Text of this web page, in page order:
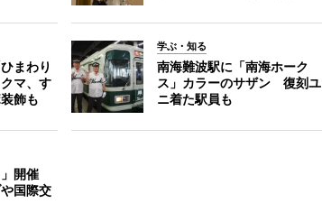
まわり
マ、す
飾も
学ぶ・知る
南海難波駅に「南海ホーク
ス」カラーのサザン 復刻ユ
ニ着た駅員も
開催
国際交